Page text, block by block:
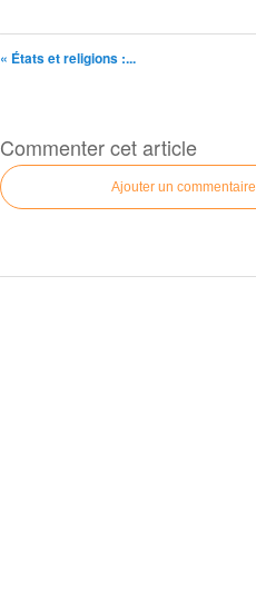
« États et religions :...
Commenter cet article
Ajouter un commentaire